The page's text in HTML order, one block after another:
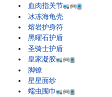
血肉指关节
冰冻海龟壳
熔岩护身符
黑曜石护盾
圣骑士护盾
皇家凝胶
脚镣
星星面纱
蠕虫围巾